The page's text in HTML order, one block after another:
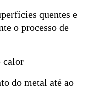
quentes e
o processo de
calor
do metal até ao